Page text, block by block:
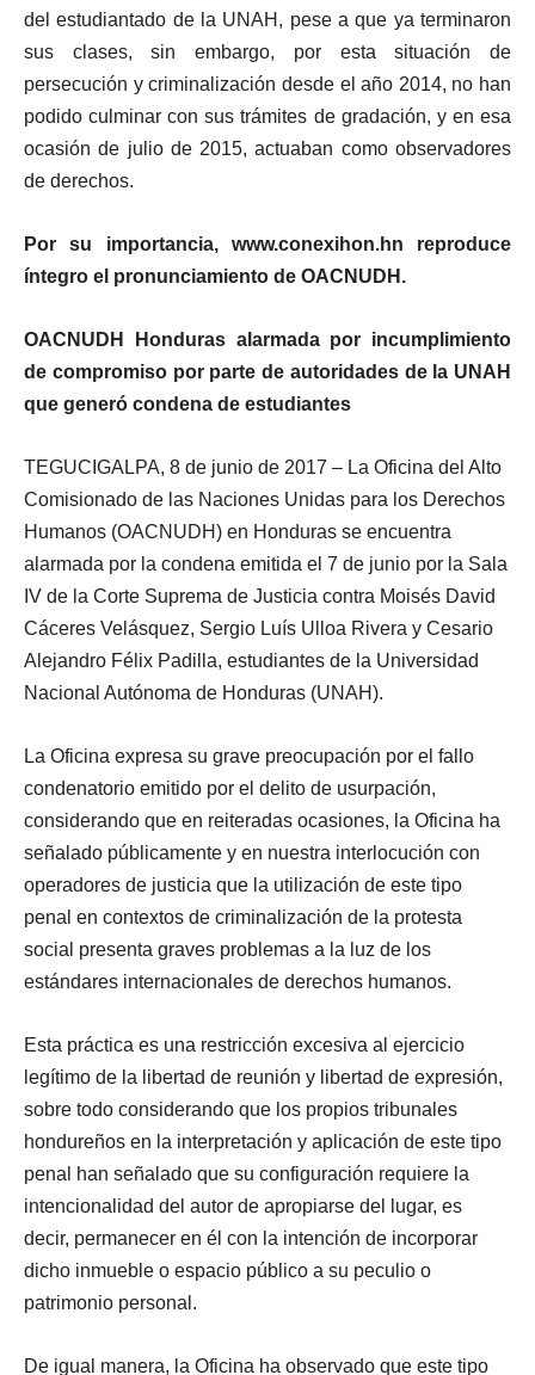
del estudiantado de la UNAH, pese a que ya terminaron
sus clases, sin embargo, por esta situación de
persecución y criminalización desde el año 2014, no han
podido culminar con sus trámites de gradación, y en esa
ocasión de julio de 2015, actuaban como observadores
de derechos.
Por su importancia, www.conexihon.hn reproduce
íntegro el pronunciamiento de OACNUDH.
OACNUDH Honduras alarmada por incumplimiento
de compromiso por parte de autoridades de la UNAH
que generó condena de estudiantes
TEGUCIGALPA, 8 de junio de 2017 – La Oficina del Alto
Comisionado de las Naciones Unidas para los Derechos
Humanos (OACNUDH) en Honduras se encuentra
alarmada por la condena emitida el 7 de junio por la Sala
IV de la Corte Suprema de Justicia contra Moisés David
Cáceres Velásquez, Sergio Luís Ulloa Rivera y Cesario
Alejandro Félix Padilla, estudiantes de la Universidad
Nacional Autónoma de Honduras (UNAH).
La Oficina expresa su grave preocupación por el fallo
condenatorio emitido por el delito de usurpación,
considerando que en reiteradas ocasiones, la Oficina ha
señalado públicamente y en nuestra interlocución con
operadores de justicia que la utilización de este tipo
penal en contextos de criminalización de la protesta
social presenta graves problemas a la luz de los
estándares internacionales de derechos humanos.
Esta práctica es una restricción excesiva al ejercicio
legítimo de la libertad de reunión y libertad de expresión,
sobre todo considerando que los propios tribunales
hondureños en la interpretación y aplicación de este tipo
penal han señalado que su configuración requiere la
intencionalidad del autor de apropiarse del lugar, es
decir, permanecer en él con la intención de incorporar
dicho inmueble o espacio público a su peculio o
patrimonio personal.
De igual manera, la Oficina ha observado que este tipo